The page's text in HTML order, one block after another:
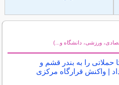
ورزشی، دانشگاه و...)
حملاتی را به بندر قشم و
| واکنش قرارگاه مرکزی